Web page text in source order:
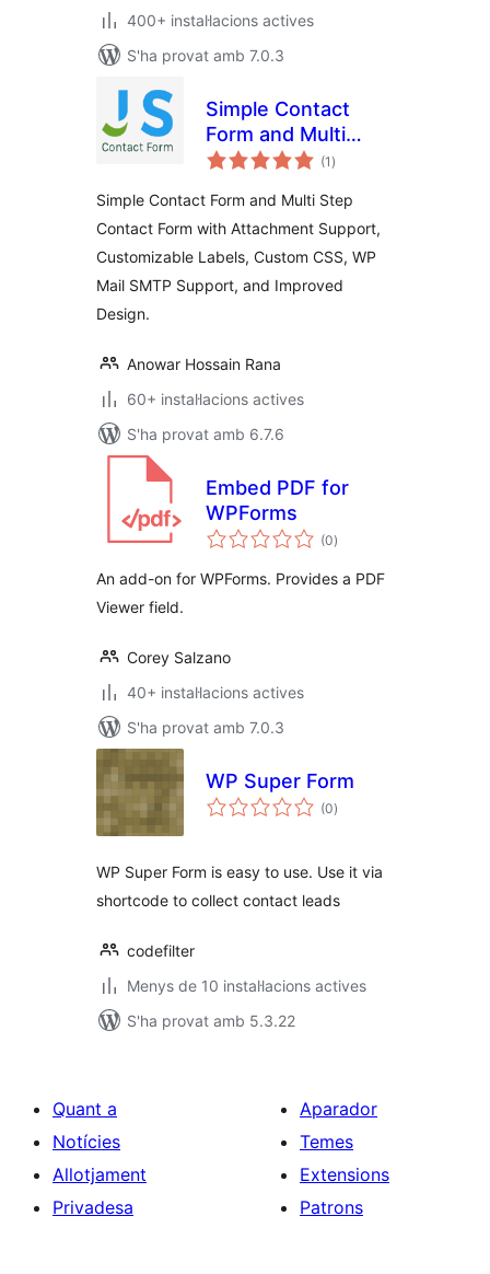
400+ instal·lacions actives
S'ha provat amb 7.0.3
Simple Contact
Form and Multi
Step Contact Form
(1 puntuacions
totals
)
Simple Contact Form and Multi Step
Contact Form with Attachment Support,
Customizable Labels, Custom CSS, WP
Mail SMTP Support, and Improved
Design.
Anowar Hossain Rana
60+ instal·lacions actives
S'ha provat amb 6.7.6
Embed PDF for
WPForms
(0puntuacions
totals
)
An add-on for WPForms. Provides a PDF
Viewer field.
Corey Salzano
40+ instal·lacions actives
S'ha provat amb 7.0.3
WP Super Form
(0puntuacions
totals
)
WP Super Form is easy to use. Use it via
shortcode to collect contact leads
codefilter
Menys de 10 instal·lacions actives
S'ha provat amb 5.3.22
Quant a
Notícies
Allotjament
Privadesa
Aparador
Temes
Extensions
Patrons